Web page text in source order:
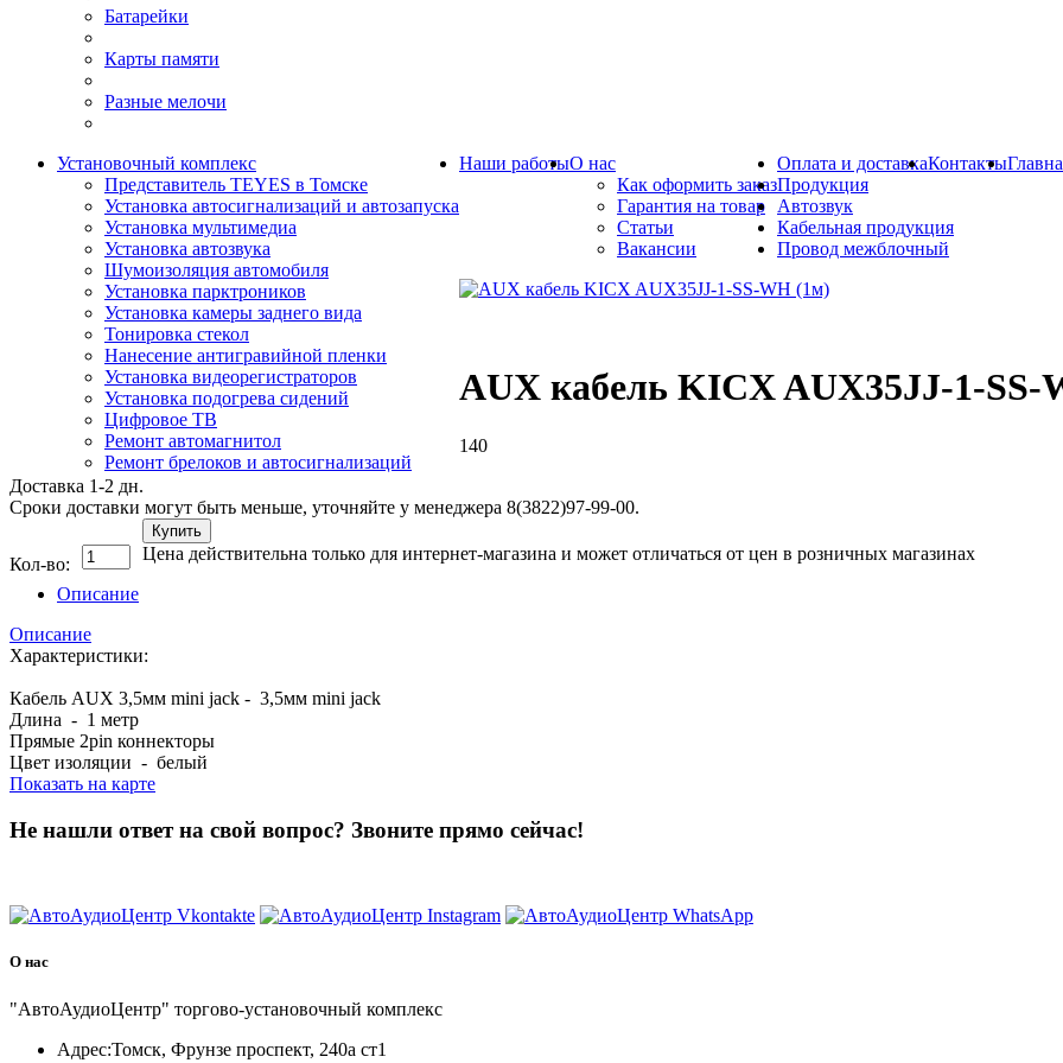
Батарейки
Карты памяти
Разные мелочи
Установочный комплекс
Представитель TEYES в Томске
Установка автосигнализаций и автозапуска
Установка мультимедиа
Установка автозвука
Шумоизоляция автомобиля
Установка парктроников
Установка камеры заднего вида
Тонировка стекол
Нанесение антигравийной пленки
Установка видеорегистраторов
Установка подогрева сидений
Цифровое ТВ
Ремонт автомагнитол
Ремонт брелоков и автосигнализаций
Наши работыО нас
Как оформить заказ
Гарантия на товар
Статьи
Вакансии
Оплата и доставкаКонтакты
Продукция
Автозвук
Кабельная продукция
Провод межблочный
AUX кабель KICX AUX35JJ-1-SS-
140
Доставка 1-2 дн.
Сроки доставки могут быть меньше, уточняйте у менеджера 8(3822)97-99-00.
Кол-во:
Купить
Цена действительна только для интернет-магазина и может отличаться от цен в розничных магазинах
Описание
Описание
Характеристики:
Кабель AUX 3,5мм mini jack - 3,5мм mini jack
Длина - 1 метр
Прямые 2pin коннекторы
Цвет изоляции - белый
Показать на карте
Не нашли ответ на свой вопрос? Звоните прямо сейчас!
О нас
"АвтоАудиоЦентр" торгово-установочный комплекс
Адрес:Томск, Фрунзе проспект, 240а ст1